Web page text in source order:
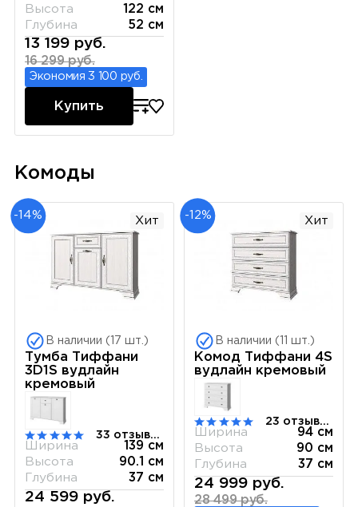
Высота
122 см
Глубина
52 см
13 199 руб.
16 299 руб.
Экономия 3 100 руб.
Купить
Комоды
-14% Хит
В наличии (17 шт.)
Тумба Тиффани
3D1S вудлайн
кремовый
33 отзывов
Ширина
139 см
Высота
90.1 см
Глубина
37 см
24 599 руб.
-12% Хит
В наличии (11 шт.)
Комод Тиффани 4S
вудлайн кремовый
23 отзывов
Ширина
94 см
Высота
90 см
Глубина
37 см
24 999 руб.
28 499 руб.